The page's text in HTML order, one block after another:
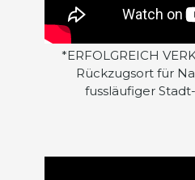
*ERFOLGREICH
Rückzugsort für
fussläufiger